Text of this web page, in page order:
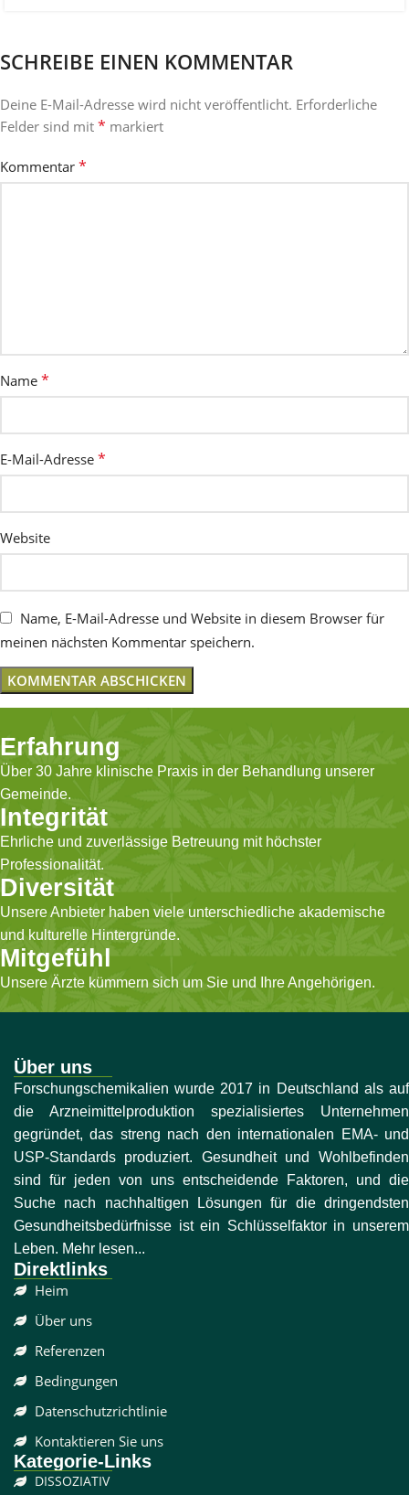
SCHREIBE EINEN KOMMENTAR
Deine E-Mail-Adresse wird nicht veröffentlicht. Erforderliche
Felder sind mit * markiert
Kommentar *
Name *
E-Mail-Adresse *
Website
Name, E-Mail-Adresse und Website in diesem Browser für
meinen nächsten Kommentar speichern.
Erfahrung
Über 30 Jahre klinische Praxis in der Behandlung unserer
Gemeinde.
Integrität
Ehrliche und zuverlässige Betreuung mit höchster
Professionalität.
Diversität
Unsere Anbieter haben viele unterschiedliche akademische
und kulturelle Hintergründe.
Mitgefühl
Unsere Ärzte kümmern sich um Sie und Ihre Angehörigen.
Über uns
Forschungschemikalien wurde 2017 in Deutschland als auf
die Arzneimittelproduktion spezialisiertes Unternehmen
gegründet, das streng nach den internationalen EMA- und
USP-Standards produziert. Gesundheit und Wohlbefinden
sind für jeden von uns entscheidende Faktoren, und die
Suche nach nachhaltigen Lösungen für die dringendsten
Gesundheitsbedürfnisse ist ein Schlüsselfaktor in unserem
Leben. Mehr lesen...
Direktlinks
Heim
Über uns
Referenzen
Bedingungen
Datenschutzrichtlinie
Kontaktieren Sie uns
Kategorie-Links
DISSOZIATIV